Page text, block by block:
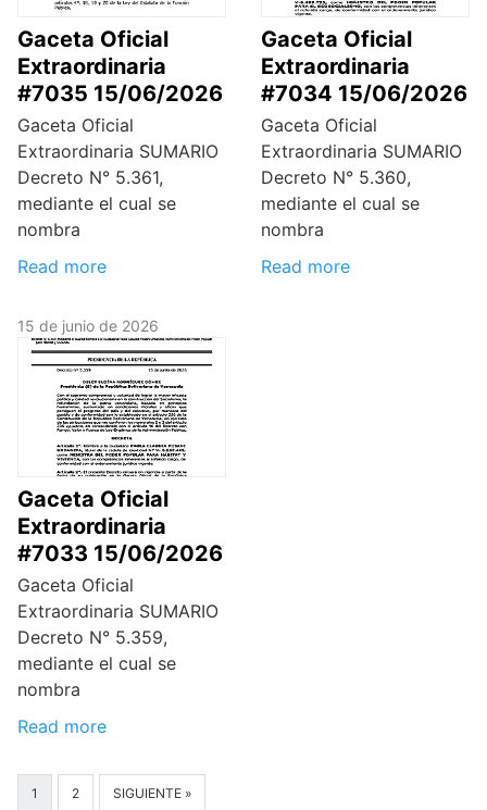
Gaceta Oficial
Extraordinaria
#7035 15/06/2026
Gaceta Oficial
Extraordinaria SUMARIO
Decreto N° 5.361,
mediante el cual se
nombra
Read more
Gaceta Oficial
Extraordinaria
#7034 15/06/2026
Gaceta Oficial
Extraordinaria SUMARIO
Decreto N° 5.360,
mediante el cual se
nombra
Read more
15 de junio de 2026
Gaceta Oficial
Extraordinaria
#7033 15/06/2026
Gaceta Oficial
Extraordinaria SUMARIO
Decreto N° 5.359,
mediante el cual se
nombra
Read more
1 2 SIGUIENTE »